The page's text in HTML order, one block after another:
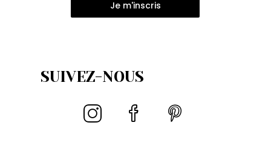
Je m'inscris
SUIVEZ-NOUS